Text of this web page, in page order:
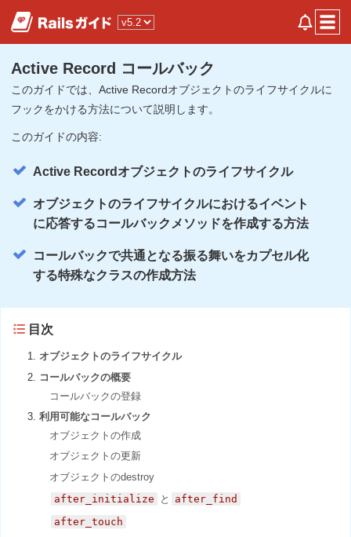
Active Record コールバック
このガイドでは、Active Recordオブジェクトのライフサイクルに
フックをかける方法について説明します。
このガイドの内容:
Active Recordオブジェクトのライフサイクル
オブジェクトのライフサイクルにおけるイベント
に応答するコールバックメソッドを作成する方法
コールバックで共通となる振る舞いをカプセル化
する特殊なクラスの作成方法
目次
オブジェクトのライフサイクル
コールバックの概要
コールバックの登録
利用可能なコールバック
オブジェクトの作成
オブジェクトの更新
オブジェクトのdestroy
after_initialize
と
after_find
after_touch